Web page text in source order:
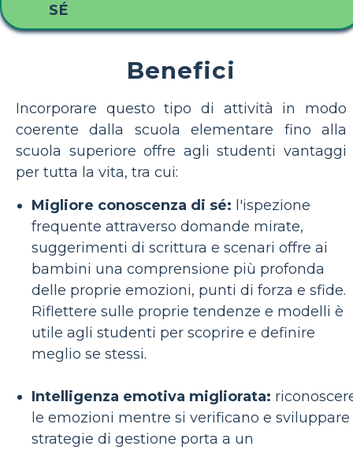
SÉ
Benefici
Incorporare questo tipo di attività in modo
coerente dalla scuola elementare fino alla
scuola superiore offre agli studenti vantaggi
per tutta la vita, tra cui:
Migliore conoscenza di sé: l'ispezione
frequente attraverso domande mirate,
suggerimenti di scrittura e scenari offre ai
bambini una comprensione più profonda
delle proprie emozioni, punti di forza e sfide.
Riflettere sulle proprie tendenze e modelli è
utile agli studenti per scoprire e definire
meglio se stessi.
Intelligenza emotiva migliorata:
le emozioni mentre si verificano e sviluppare
strategie di gestione porta a un